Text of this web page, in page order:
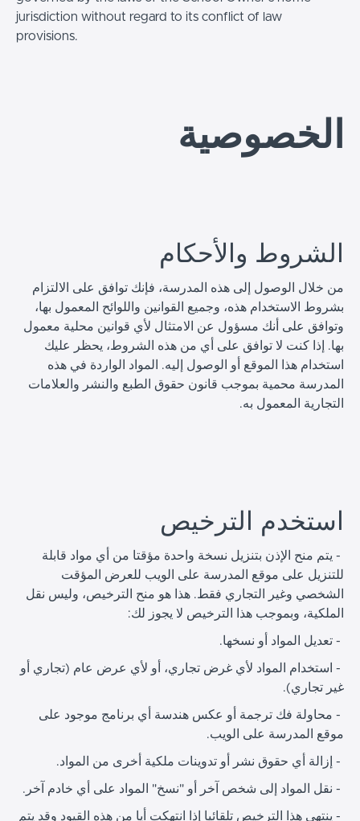
jurisdiction without regard to its conflict of law
provisions.
الخصوصية
الشروط والأحكام
من خلال الوصول إلى هذه المدرسة، فإنك توافق على الالتزام
بشروط الاستخدام هذه، وجميع القوانين واللوائح المعمول بها،
وتوافق على أنك مسؤول عن الامتثال لأي قوانين محلية معمول
بها. إذا كنت لا توافق على أي من هذه الشروط، يحظر عليك
استخدام هذا الموقع أو الوصول إليه. المواد الواردة في هذه
المدرسة محمية بموجب قانون حقوق الطبع والنشر والعلامات
التجارية المعمول به.
استخدم الترخيص
- يتم منح الإذن بتنزيل نسخة واحدة مؤقتا من أي مواد قابلة
للتنزيل على موقع المدرسة على الويب للعرض المؤقت
الشخصي وغير التجاري فقط. هذا هو منح الترخيص، وليس نقل
الملكية، وبموجب هذا الترخيص لا يجوز لك:
- تعديل المواد أو نسخها.
- استخدام المواد لأي غرض تجاري، أو لأي عرض عام (تجاري أو
غير تجاري).
- محاولة فك ترجمة أو عكس هندسة أي برنامج موجود على
موقع المدرسة على الويب.
- إزالة أي حقوق نشر أو تدوينات ملكية أخرى من المواد.
- نقل المواد إلى شخص آخر أو "نسخ" المواد على أي خادم آخر.
- ينتهي هذا الترخيص تلقائيا إذا انتهكت أيا من هذه القيود وقد يتم